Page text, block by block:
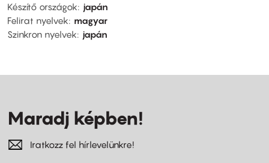
Készítő országok
japán
Felirat nyelvek
magyar
Szinkron nyelvek
japán
Maradj képben!
Iratkozz fel hírlevelünkre!